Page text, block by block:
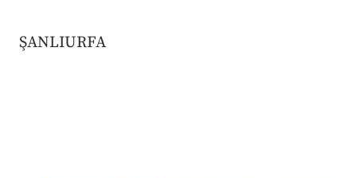
ŞANLIURFA